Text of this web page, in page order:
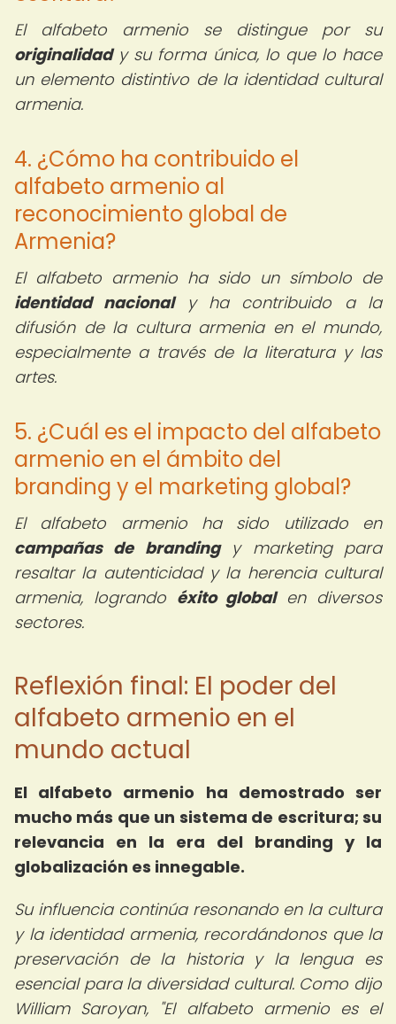
El alfabeto armenio se distingue por su
originalidady su forma única, lo que lo hace
un elemento distintivo de la identidad cultural
armenia.
4. ¿Cómo ha contribuido el
alfabeto armenio al
reconocimiento global de
Armenia?
El alfabeto armenio ha sido un símbolo de
identidad nacionaly ha contribuido a la
difusión de la cultura armenia en el mundo,
especialmente a través de la literatura y las
artes.
5. ¿Cuál es el impacto del alfabeto
armenio en el ámbito del
branding y el marketing global?
El alfabeto armenio ha sido utilizado en
campañas de brandingy marketing para
resaltar la autenticidad y la herencia cultural
armenia, logrando éxito globalen diversos
sectores.
Reflexión final: El poder del
alfabeto armenio en el
mundo actual
El alfabeto armenio ha demostrado ser
mucho más que un sistema de escritura; su
relevancia en la era del branding y la
globalización es innegable.
Su influencia continúa resonando en la cultura
y la identidad armenia, recordándonos que la
preservación de la historia y la lengua es
esencial para la diversidad cultural. Como dijo
William Saroyan, "El alfabeto armenio es el